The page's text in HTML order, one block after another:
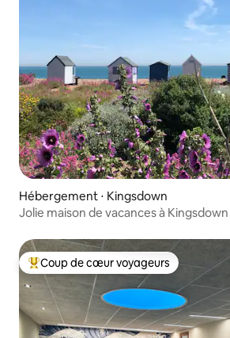
Hébergement ⋅ Kingsdown
Jolie maison de vacances à Kingsdown
Coups de cœur voyageurs les plus
Coup de cœur voyageurs